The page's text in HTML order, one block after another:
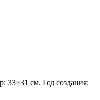
33×31 см. Год создания: